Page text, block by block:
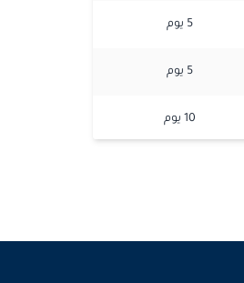
5 يوم
5 يوم
10 يوم